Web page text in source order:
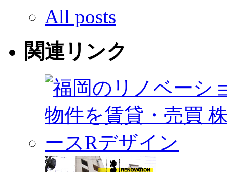
All posts
関連リンク